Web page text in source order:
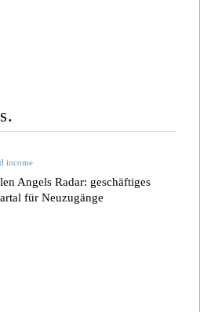
income
Angels Radar: geschäftiges
für Neuzugänge